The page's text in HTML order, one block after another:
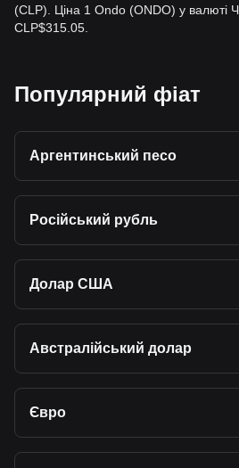
(CLP). Ціна 1 Ondo (ONDO) у валюті
CLP$315.05.
Популярний фіат
Аргентинський песо
Російський рубль
Долар США
Австралійський долар
Євро